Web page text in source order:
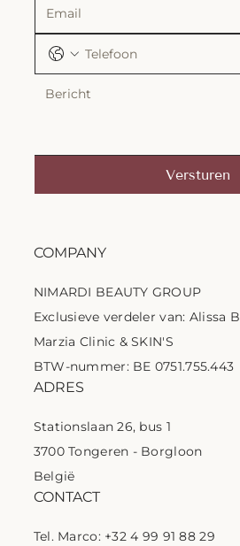
Versturen
COMPANY
NIMARDI BEAUTY GROUP
Exclusieve verdeler van: Alissa
Marzia Clinic & SKIN'S
BTW-nummer: BE 0751.755.443
ADRES
Stationslaan 26, bus 1
3700 Tongeren - Borgloon
België
CONTACT
Tel. Marco: +32 4 99 91 88 29